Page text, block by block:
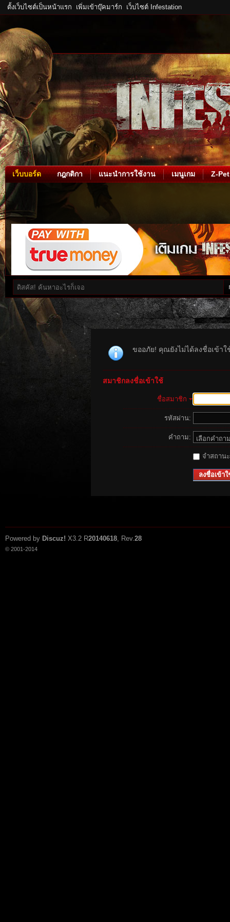
ตั้งเว็บไซต์เป็นหน้าแรก เพิ่มเข้าบุ๊คมาร์ก เว็บไซต์ Infestation
เว็บบอร์ด กฎกติกา แนะนำการใช้งาน เมนูเกม Z-Pet
ขออภัย! คุณยังไม่ได้ลงชื่อเข้า
สมาชิกลงชื่อเข้าใช้
ชื่อสมาชิก
รหัสผ่าน:
คำถาม:
จำสถาน
ลงชื่อเข้าใ
Powered by Discuz! X3.2 R20140618, Rev.28
© 2001-2014